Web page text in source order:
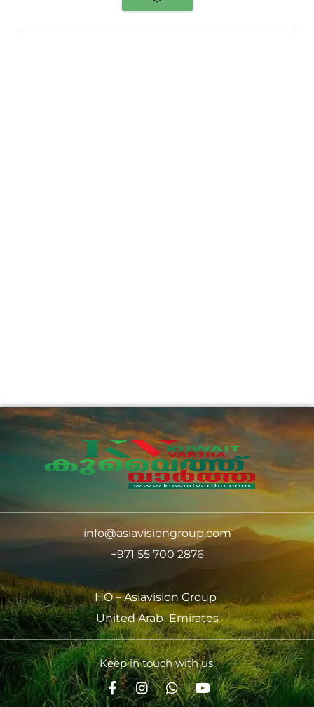
info@asiavisiongroup.com
+971 55 700 2876
HO – Asiavision Group
United Arab Emirates
Keep in touch with us.